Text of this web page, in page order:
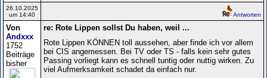
26.10.2025
um 14:40
Antworten
Von
Andxxx
1752
Beiträge
bisher
re: Rote Lippen sollst Du haben, weil ...
Rote Lippen KÖNNEN toll aussehen, aber finde ich vor allem
bei CIS angemessen. Bei TV oder TS - falls kein sehr gutes
Passing vorliegt kann es schnell tuntig oder nuttig wirken. Zu
viel Aufmerksamkeit schadet da einfach nur.